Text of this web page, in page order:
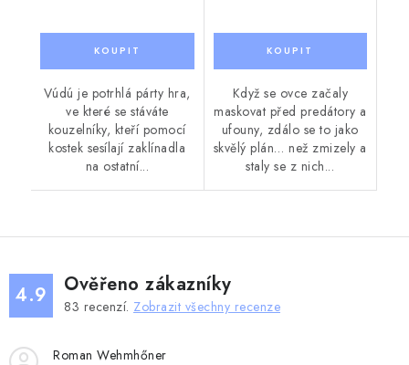
Vúdú je potrhlá párty hra,
ve které se stáváte
kouzelníky, kteří pomocí
kostek sesílají zaklínadla
na ostatní...
Když se ovce začaly
maskovat před predátory a
ufouny, zdálo se to jako
skvělý plán… než zmizely a
staly se z nich...
4.9 Ověřeno zákazníky
83 recenzí. Zobrazit všechny recenze
Roman Wehmhőner